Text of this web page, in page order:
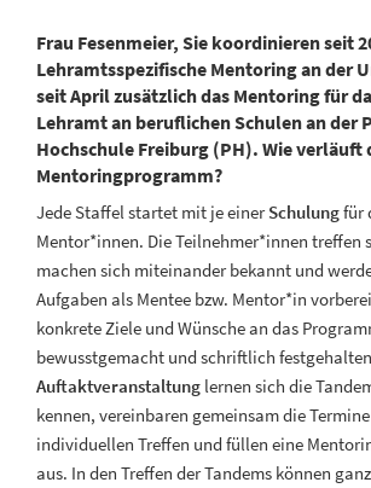
Frau Fesenmeier, Sie koordinieren seit
Lehramtsspezifische Mentoring an der
seit April zusätzlich das Mentoring für
Lehramt an beruflichen Schulen an der
Hochschule Freiburg (PH). Wie verläuft
Mentoringprogramm?
Jede Staffel startet mit je einerSchulungfür
Mentor*innen. Die Teilnehmer*innen treffen
machen sich miteinander bekannt und
Aufgaben als Mentee bzw. Mentor*in
konkrete Ziele und Wünsche an das
bewusstgemacht und schriftlich
Auftaktveranstaltung lernen sich die
kennen, vereinbaren gemeinsam die
individuellen Treffen und füllen eine
aus. In den Treffen der Tandems können